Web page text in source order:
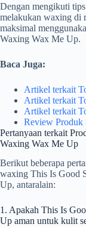
Dengan mengikuti
melakukan waxing di
maksimal
Waxing Wax Me Up.
Baca Juga:
Artikel terkait
Artikel terkait
Artikel terkait
Review Produk
Pertanyaan terkait
Waxing Wax Me Up
Berikut beberapa
waxing This Is Good
Up, antaralain:
1. Apakah This Is
Up aman untuk kulit